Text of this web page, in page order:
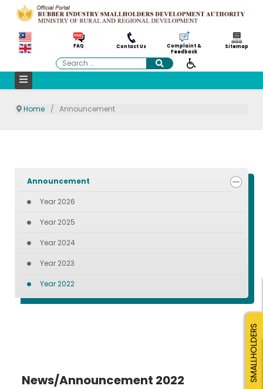
FAQ Contact Us
Complaint &
Feedback
Sitemap
Search
Home Announcement
Announcement
Year 2026
Year 2025
Year 2024
Year 2023
Year 2022
News/Announcement 2022 SMALLHOLDERS